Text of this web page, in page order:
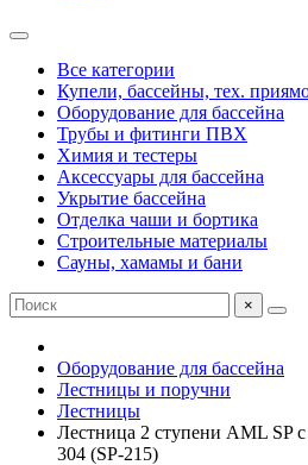
Все категории
Купели, бассейны, тех.
Оборудование для бассейна
Трубы и фитинги ПВХ
Химия и тестеры
Аксессуары для бассейна
Укрытие бассейна
Отделка чаши и бортика
Строительные материалы
Сауны, хамамы и бани
×
Оборудование для бассейна
Лестницы и поручни
Лестницы
Лестница 2 ступени AML SP
304 (SP-215)